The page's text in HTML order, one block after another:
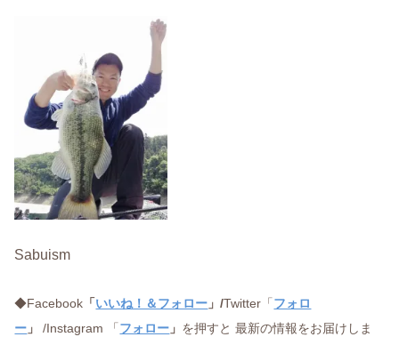
Sabuism
◆Facebook 「 いいね！＆フォロー 」/Twitter「 フォロ
ー 」/Instagram 「 フォロー 」 を押すと 最新の情報をお届けしま